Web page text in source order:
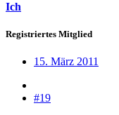
Ich
Registriertes Mitglied
15. März 2011
#19